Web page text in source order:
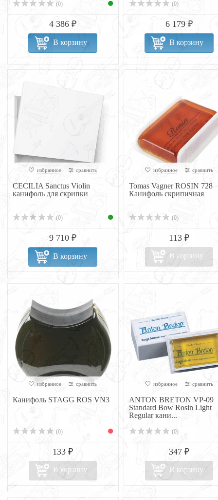
(0)
4 386 ₽
В корзину
(0)
6 179 ₽
В корзину
избранное сравнить
CECILIA Sanctus Violin
канифоль для скрипки
(0)
9 710 ₽
В корзину
избранное сравнить
Tomas Vagner ROSIN 728
Канифоль скрипичная
(0)
113 ₽
В корзину
избранное сравнить
Канифоль STAGG ROS VN3
(0)
133 ₽
В корзину
избранное сравнить
ANTON BRETON VP-09
Standard Bow Rosin Light
Regular кани...
(0)
347 ₽
В корзину